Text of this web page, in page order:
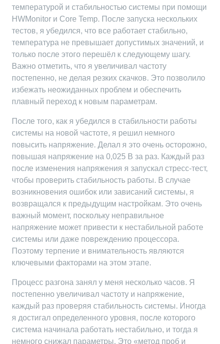
температурой и стабильностью системы при помощи
HWMonitor и Core Temp. После запуска нескольких
тестов, я убедился, что все работает стабильно,
температура не превышает допустимых значений, и
только после этого перешёл к следующему шагу.
Важно отметить, что я увеличивал частоту
постепенно, не делая резких скачков. Это позволило
избежать неожиданных проблем и обеспечить
плавный переход к новым параметрам.
После того, как я убедился в стабильности работы
системы на новой частоте, я решил немного
повысить напряжение. Делал я это очень осторожно,
повышая напряжение на 0,025 В за раз. Каждый раз
после изменения напряжения я запускал стресс-тест,
чтобы проверить стабильность работы. В случае
возникновения ошибок или зависаний системы, я
возвращался к предыдущим настройкам. Это очень
важный момент, поскольку неправильное
напряжение может привести к нестабильной работе
системы или даже повреждению процессора.
Поэтому терпение и внимательность являются
ключевыми факторами на этом этапе.
Процесс разгона занял у меня несколько часов. Я
постепенно увеличивал частоту и напряжение,
каждый раз проверяя стабильность системы. Иногда
я достигал определенного уровня, после которого
система начинала работать нестабильно, и тогда я
немного снижал параметры. Это «метод проб и